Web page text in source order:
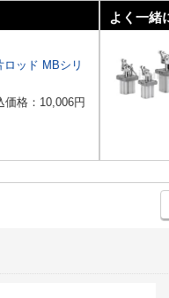
ッド MBシリ
価格： 10,006円
よく一緒